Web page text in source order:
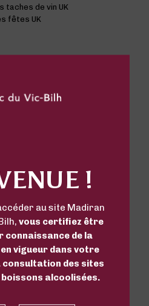
de vin UK
fêtes UK
!
au site Madiran
vous certifiez être
connaissance de la
vigueur dans votre
consultation des sites
alcoolisées.